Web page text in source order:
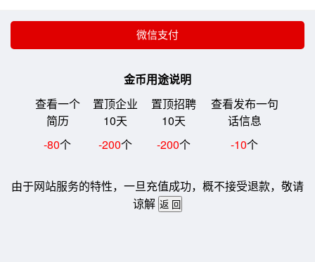
金币用途说明
查看一个
简历
置顶企业
10天
置顶招聘
10天
查看发布一句
话信息
-80个 -200个 -200个 -10个
由于网站服务的特性，一旦充值成功，概不接受退款，敬请
谅解